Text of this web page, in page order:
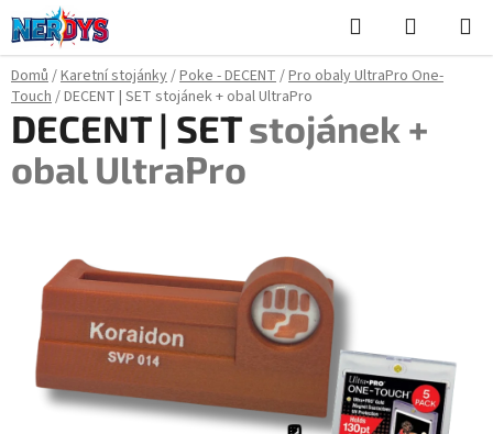
Přejít
na
obsah
Hledat
KOŠÍK
Domů/Karetní stojánky/Poke - DECENT/Pro obaly UltraPro One-
Touch/DECENT | SET stojánek + obal UltraPro
DECENT | SETstojánek +
obal UltraPro